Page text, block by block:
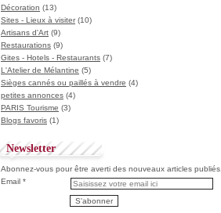
Décoration (13)
Sites - Lieux à visiter(10)
Artisans d'Art (9)
Restaurations (9)
Gites - Hotels - Restaurants (7)
L'Atelier de Mélantine (5)
Sièges cannés ou paillés à vendre (4)
petites annonces (4)
PARIS Tourisme (3)
Blogs favoris (1)
Newsletter
Abonnez-vous pour être averti des nouveaux articles publiés.
Email